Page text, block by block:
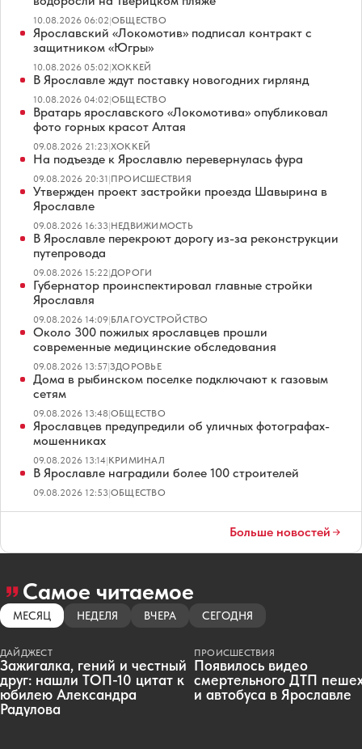
10.08.2026 06:02|ОБЩЕСТВО
Ярославский «Локомотив» подписал контракт с
защитником «Югры»
10.08.2026 05:02|ХОККЕЙ
В Ярославле ждут поставку новогодних гирлянд
10.08.2026 04:02|ОБЩЕСТВО
Вратарь ярославского «Локомотива» опубликовал
фото горных красот Алтая
09.08.2026 21:23|ХОККЕЙ
На подъезде к Ярославлю перевернулась фура
09.08.2026 20:31|ПРОИСШЕСТВИЯ
Утвержден проект застройки проезда Шавырина в
Ярославле
09.08.2026 16:33|НЕДВИЖИМОСТЬ
В Ярославле перекроют дорогу из-за реконструкции
путепровода
09.08.2026 15:22|ДОРОГИ
Губернатор проинспектировал главные стройки
Ярославля
09.08.2026 14:09|БЛАГОУСТРОЙСТВО
Около 300 пожилых ярославцев прошли
современные медицинские обследования
09.08.2026 13:57|ЗДОРОВЬЕ
Дома в рыбинском поселке подключают к газовым
сетям
09.08.2026 13:48|ОБЩЕСТВО
Ярославцев предупредили об уличных фотографах-
мошенниках
09.08.2026 13:14|КРИМИНАЛ
В Ярославле наградили более 100 строителей
09.08.2026 12:53|ОБЩЕСТВО
Больше новостей
Самое читаемое
МЕСЯЦ НЕДЕЛЯ ВЧЕРА СЕГОДНЯ
ДАЙДЖЕСТ
Зажигалка, гений и честный
друг: нашли ТОП-10 цитат к
юбилею Александра
Радулова
ПРОИСШЕСТВИЯ
Появилось видео
смертельного ДТП
и автобуса в Ярославле